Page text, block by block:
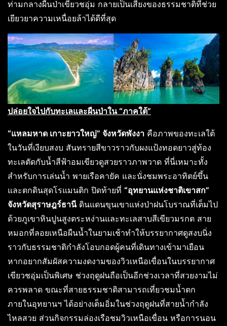
ท่ามกลางผืนป่าเขียวชอุ่ม กลายเป็นเสียงของธรรมชาติที่ช่วย
เยียวยาความเหนื่อยล้าได้ดีที่สุด
ปล่อยใจไปกับทะเลและผืนป่าใน “ภาคใต้”
“แหลมหาด เกาะยาวใหญ่” จังหวัดพังงา คือภาพของทะเลใต้
ในวันที่เงียบสงบ สันทรายสีขาวราวกับผงแป้งทอดยาวสู่ท้อง
ทะเลตัดกับน้ำสีฟ้าอมเขียวดูสวยราวภาพวาด ที่นี่เหมาะทั้ง
สำหรับการเล่นน้ำ พายเรือคายัค และนั่งชมพระอาทิตย์ขึ้น
และตกดินสุดโรแมนติก ปิดท้ายที่ “อุทยานแห่งชาติเขาสก”
จังหวัดสุราษฎร์ธานีดินแดนขุนเขาแห่งป่าฝนโบราณที่เต็มไป
ด้วยภูเขาหินปูนสูงตระหง่านและทะเลสาบสีเขียวมรกต สาย
หมอกที่ลอยเหนือผืนน้ำในยามเช้าทำให้บรรยากาศดูสงบนิ่ง
ราวกับธรรมชาติกำลังโอบกอดผู้คนที่เดินทางเข้ามาเยือน
หากอยากสัมผัสความงดงามของวิวเหนือเขื่อนในบรรยากาศ
เขียวชอุ่มเป็นพิเศษ ช่วงฤดูฝนถือเป็นอีกช่วงเวลาที่สวยงามไม่
ควรพลาด ขณะที่สายธรรมชาติสามารถเที่ยวชมน้ำตก
ภายในอุทยานฯ ได้อย่างเต็มอิ่มในช่วงฤดูฝนที่สายน้ำกำลัง
ไหลสวย ส่วนกิจกรรมล่องเรือชมวิวเหนือเขื่อน หรือการนอน